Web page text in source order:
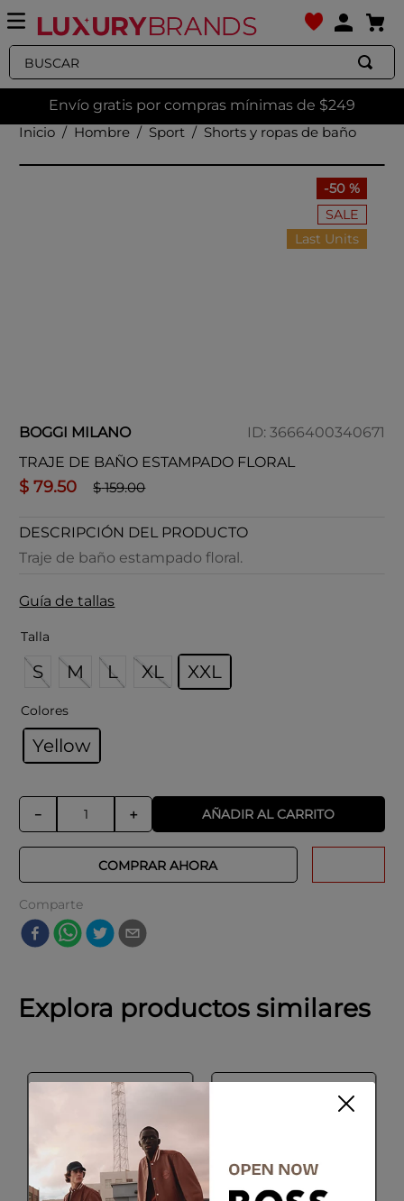
Buscar
Envío gratis por compras mínimas de $249
Hombre
Sport Shorts y ropas de baño
-50 %
SALE
Last Units
BOGGI MILANO ID: 3666400340671
TRAJE DE BAÑO ESTAMPADO FLORAL
$ 79.50 $ 159.00
DESCRIPCIÓN DEL PRODUCTO
Traje de baño estampado floral.
Guía de tallas
Talla
S M L XL XXL
Colores
Yellow
＋
－ AÑADIR AL CARRITO
COMPRAR AHORA
Comparte
Explora productos similares